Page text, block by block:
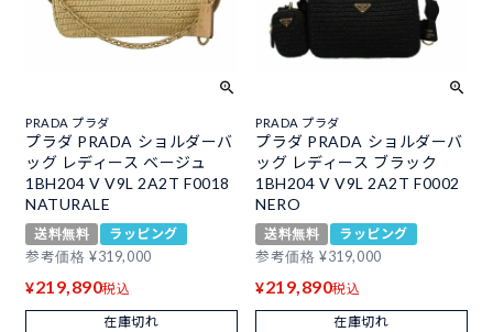
PRADA プラダ
プラダ PRADA ショルダーバ
ッグ レディース ベージュ
1BH204 V V9L 2A2T F0018
NATURALE
送料無料
ラッピング
参考価格 ¥319,000
¥219,890税込
在庫切れ
PRADA プラダ
プラダ PRADA ショルダーバ
ッグ レディース ブラック
1BH204 V V9L 2A2T F0002
NERO
送料無料
ラッピング
参考価格 ¥319,000
¥219,890税込
在庫切れ